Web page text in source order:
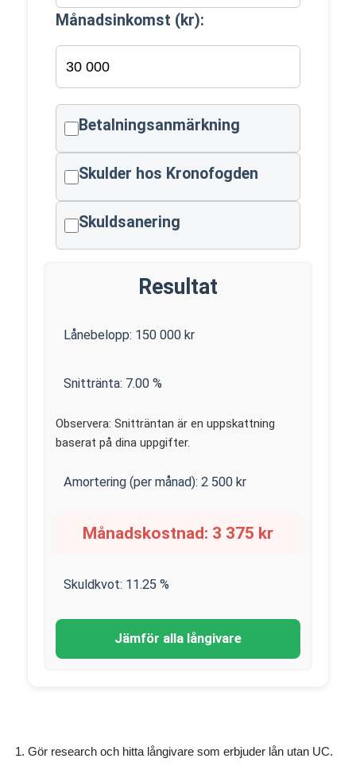
Månadsinkomst (kr):
Betalningsanmärkning
Skulder hos Kronofogden
Skuldsanering
Resultat
Lånebelopp: 150 000 kr
Snittränta: 7.00 %
Observera: Snitträntan är en uppskattning
baserat på dina uppgifter.
Amortering (per månad): 2 500 kr
Månadskostnad: 3 375 kr
Skuldkvot: 11.25 %
Jämför alla långivare
Gör research och hitta långivare som erbjuder lån utan UC.